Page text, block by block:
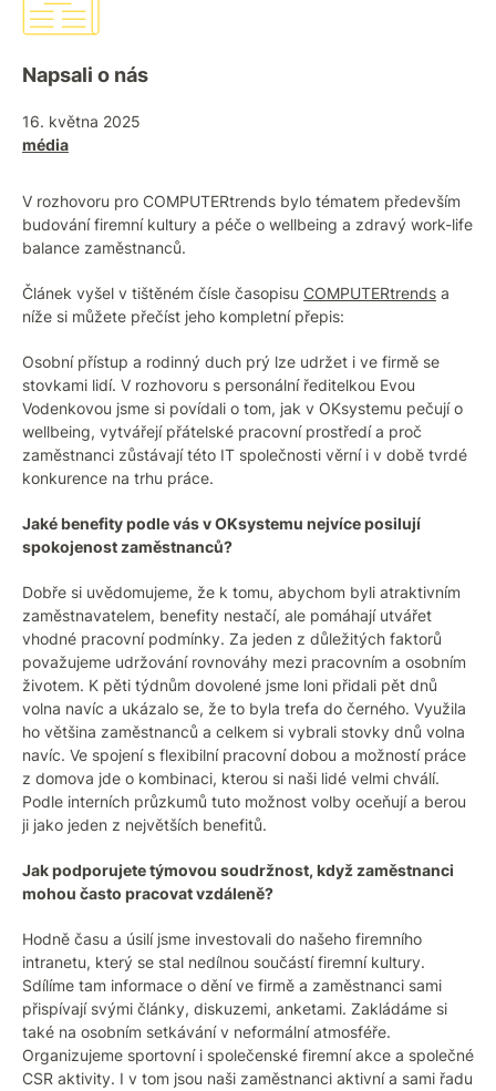
Napsali o nás
16. května 2025
média
V rozhovoru pro COMPUTERtrends bylo tématem především
budování firemní kultury a péče o wellbeing a zdravý work-life
balance zaměstnanců.
Článek vyšel v tištěném čísle časopisu COMPUTERtrends a
níže si můžete přečíst jeho kompletní přepis:
Osobní přístup a rodinný duch prý lze udržet i ve firmě se
stovkami lidí. V rozhovoru s personální ředitelkou Evou
Vodenkovou jsme si povídali o tom, jak v OKsystemu pečují o
wellbeing, vytvářejí přátelské pracovní prostředí a proč
zaměstnanci zůstávají této IT společnosti věrní i v době tvrdé
konkurence na trhu práce.
Jaké benefity podle vás v OKsystemu nejvíce posilují
spokojenost zaměstnanců?
Dobře si uvědomujeme, že k tomu, abychom byli atraktivním
zaměstnavatelem, benefity nestačí, ale pomáhají utvářet
vhodné pracovní podmínky. Za jeden z důležitých faktorů
považujeme udržování rovnováhy mezi pracovním a osobním
životem. K pěti týdnům dovolené jsme loni přidali pět dnů
volna navíc a ukázalo se, že to byla trefa do černého. Využila
ho většina zaměstnanců a celkem si vybrali stovky dnů volna
navíc. Ve spojení s flexibilní pracovní dobou a možností práce
z domova jde o kombinaci, kterou si naši lidé velmi chválí.
Podle interních průzkumů tuto možnost volby oceňují a berou
ji jako jeden z největších benefitů.
Jak podporujete týmovou soudržnost, když zaměstnanci
mohou často pracovat vzdáleně?
Hodně času a úsilí jsme investovali do našeho firemního
intranetu, který se stal nedílnou součástí firemní kultury.
Sdílíme tam informace o dění ve firmě a zaměstnanci sami
přispívají svými články, diskuzemi, anketami. Zakládáme si
také na osobním setkávání v neformální atmosféře.
Organizujeme sportovní i společenské firemní akce a společné
CSR aktivity. I v tom jsou naši zaměstnanci aktivní a sami řadu